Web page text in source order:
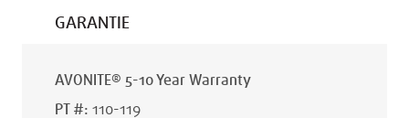
GARANTIE
AVONITE® 5-10 Year Warranty
PT #: 110-119